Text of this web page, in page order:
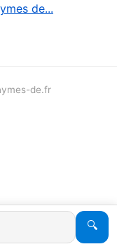
de...
🔍
de.fr